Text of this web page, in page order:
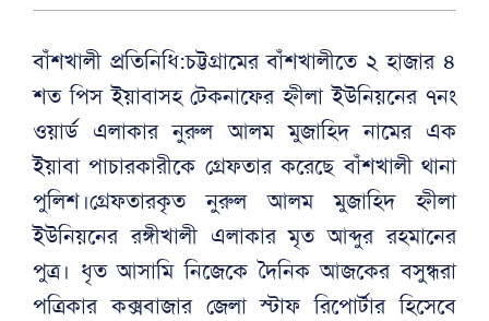
বাঁশখালী প্রতিনিধি:চট্টগ্রামের বাঁশখালীতে ২ হাজার ৪
শত পিস ইয়াবাসহ টেকনাফের হ্নীলা ইউনিয়নের ৭নং
ওয়ার্ড এলাকার নুরুল আলম মুজাহিদ নামের এক
ইয়াবা পাচারকারীকে গ্রেফতার করেছে বাঁশখালী থানা
পুলিশ।গ্রেফতারকৃত নুরুল আলম মুজাহিদ হ্নীলা
ইউনিয়নের রঙ্গীখালী এলাকার মৃত আব্দুর রহমানের
পুত্র। ধৃত আসামি নিজেকে দৈনিক আজকের বসুন্ধরা
পত্রিকার কক্সবাজার জেলা স্টাফ রিপোর্টার হিসেবে